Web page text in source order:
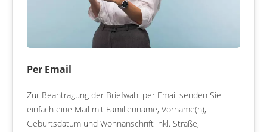
Per Email
Zur Beantragung der Briefwahl per Email senden Sie
einfach eine Mail mit Familienname, Vorname(n),
Geburtsdatum und Wohnanschrift inkl. Straße,